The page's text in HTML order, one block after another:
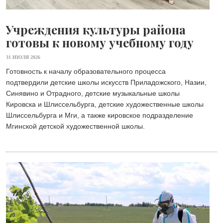
Учреждения культуры района
готовы к новому учебному году
31 ИЮЛЯ 2026
Готовность к началу образовательного процесса
подтвердили детские школы искусств Приладожского, Назии,
Синявино и Отрадного, детские музыкальные школы
Кировска и Шлиссельбурга, детские художественные школы
Шлиссельбурга и Мги, а также кировское подразделение
Мгинской детской художественной школы.